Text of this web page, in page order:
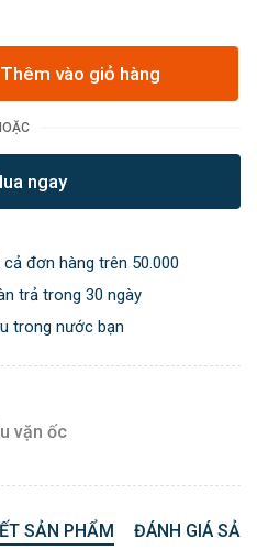
Thêm vào giỏ hàng
ngay
đơn hàng trên 50.000
trả trong 30 ngày
trong nước bạn
vặn ốc
SẢN PHẨM ĐÁNH GIÁ